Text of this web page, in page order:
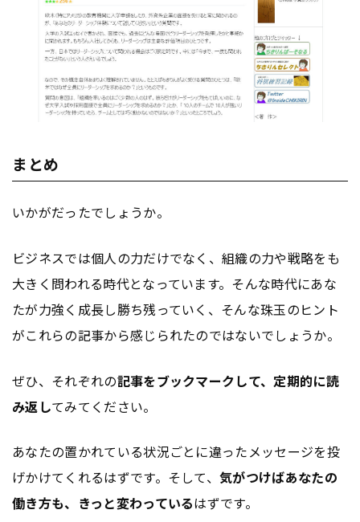
まとめ
いかがだったでしょうか。
ビジネスでは個人の力だけでなく、組織の力や戦略をも
大きく問われる時代となっています。そんな時代にあな
たが力強く成長し勝ち残っていく、そんな珠玉のヒント
がこれらの記事から感じられたのではないでしょうか。
ぜひ、それぞれの記事をブックマークして、定期的に読
み返してみてください。
あなたの置かれている状況ごとに違ったメッセージを投
げかけてくれるはずです。そして、気がつけばあなたの
働き方も、きっと変わっているはずです。